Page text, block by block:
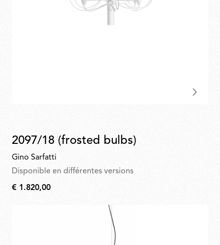
2097/18 (frosted bulbs)
Gino Sarfatti
Disponible en différentes versions
€
€ 1.820,00